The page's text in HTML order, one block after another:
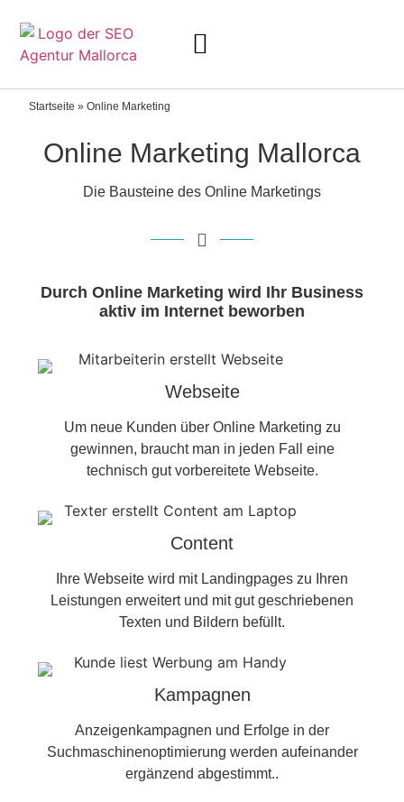
Startseite »Online Marketing
Online Marketing Mallorca
Die Bausteine des Online Marketings
Durch Online Marketing wird Ihr Business
aktiv im Internet beworben
Webseite
Um neue Kunden über Online Marketing zu
gewinnen, braucht man in jeden Fall eine
technisch gut vorbereitete Webseite.
Content
Ihre Webseite wird mit Landingpages zu Ihren
Leistungen erweitert und mit gut geschriebenen
Texten und Bildern befüllt.
Kampagnen
Anzeigenkampagnen und Erfolge in der
Suchmaschinenoptimierung werden aufeinander
ergänzend abgestimmt..